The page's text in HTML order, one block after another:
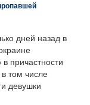
дней назад в
причастности
том числе
девушки